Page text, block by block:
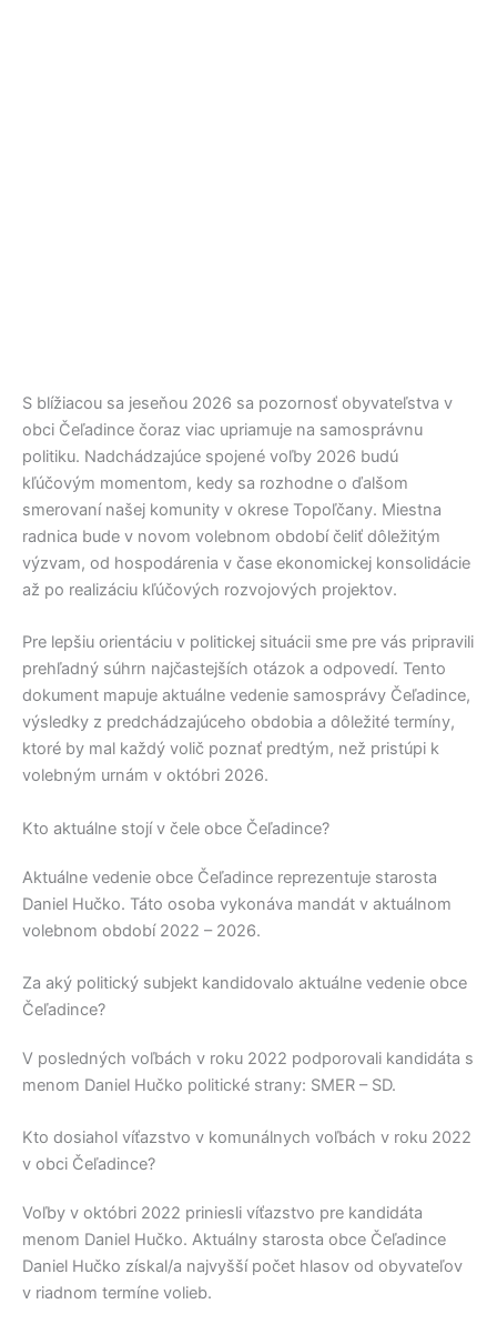
S blížiacou sa jeseňou 2026 sa pozornosť obyvateľstva v
obci Čeľadince čoraz viac upriamuje na samosprávnu
politiku. Nadchádzajúce spojené voľby 2026 budú
kľúčovým momentom, kedy sa rozhodne o ďalšom
smerovaní našej komunity v okrese Topoľčany. Miestna
radnica bude v novom volebnom období čeliť dôležitým
výzvam, od hospodárenia v čase ekonomickej konsolidácie
až po realizáciu kľúčových rozvojových projektov.
Pre lepšiu orientáciu v politickej situácii sme pre vás pripravili
prehľadný súhrn najčastejších otázok a odpovedí. Tento
dokument mapuje aktuálne vedenie samosprávy Čeľadince,
výsledky z predchádzajúceho obdobia a dôležité termíny,
ktoré by mal každý volič poznať predtým, než pristúpi k
volebným urnám v októbri 2026.
Kto aktuálne stojí v čele obce Čeľadince?
Aktuálne vedenie obce Čeľadince reprezentuje starosta
Daniel Hučko. Táto osoba vykonáva mandát v aktuálnom
volebnom období 2022 – 2026.
Za aký politický subjekt kandidovalo aktuálne vedenie obce
Čeľadince?
V posledných voľbách v roku 2022 podporovali kandidáta s
menom Daniel Hučko politické strany: SMER – SD.
Kto dosiahol víťazstvo v komunálnych voľbách v roku 2022
v obci Čeľadince?
Voľby v októbri 2022 priniesli víťazstvo pre kandidáta
menom Daniel Hučko. Aktuálny starosta obce Čeľadince
Daniel Hučko získal/a najvyšší počet hlasov od obyvateľov
v riadnom termíne volieb.